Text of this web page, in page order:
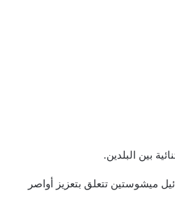
بين البلدين.
ميشوستين تتعلق بتعزيز أواصر